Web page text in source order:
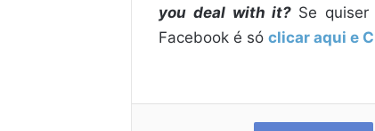
you deal with it? Se
Facebook é só clicar aqui e